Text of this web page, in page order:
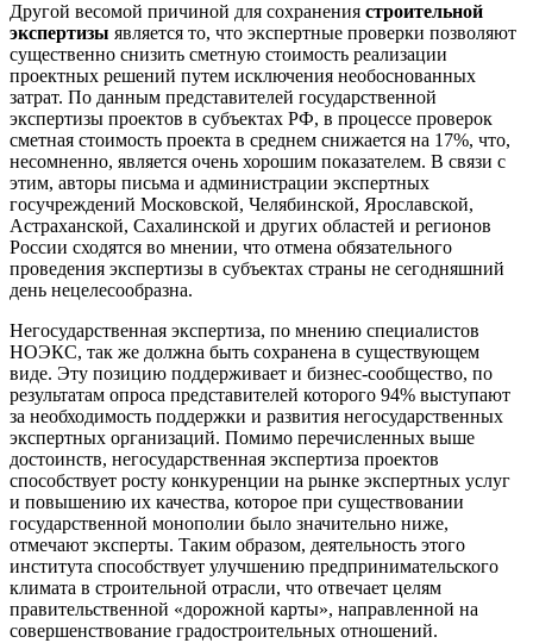
Другой весомой причиной для сохранения строительной
экспертизы является то, что экспертные проверки позволяют
существенно снизить сметную стоимость реализации
проектных решений путем исключения необоснованных
затрат. По данным представителей государственной
экспертизы проектов в субъектах РФ, в процессе проверок
сметная стоимость проекта в среднем снижается на 17%, что,
несомненно, является очень хорошим показателем. В связи с
этим, авторы письма и администрации экспертных
госучреждений Московской, Челябинской, Ярославской,
Астраханской, Сахалинской и других областей и регионов
России сходятся во мнении, что отмена обязательного
проведения экспертизы в субъектах страны не сегодняшний
день нецелесообразна.
Негосударственная экспертиза, по мнению специалистов
НОЭКС, так же должна быть сохранена в существующем
виде. Эту позицию поддерживает и бизнес-сообщество, по
результатам опроса представителей которого 94% выступают
за необходимость поддержки и развития негосударственных
экспертных организаций. Помимо перечисленных выше
достоинств, негосударственная экспертиза проектов
способствует росту конкуренции на рынке экспертных услуг
и повышению их качества, которое при существовании
государственной монополии было значительно ниже,
отмечают эксперты. Таким образом, деятельность этого
института способствует улучшению предпринимательского
климата в строительной отрасли, что отвечает целям
правительственной «дорожной карты», направленной на
совершенствование градостроительных отношений.